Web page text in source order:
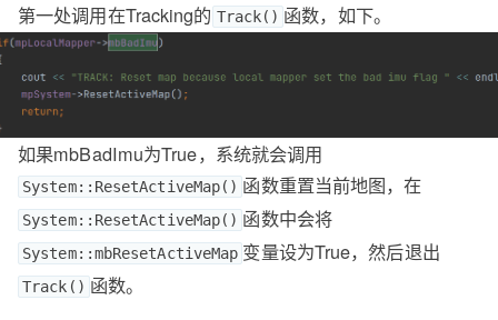
第一处调用在Tracking的 Track() 函数，如下。
如果mbBadImu为True，系统就会调用
System::ResetActiveMap() 函数重置当前地图，在
System::ResetActiveMap() 函数中会将
System::mbResetActiveMap 变量设为True，然后退出
Track() 函数。